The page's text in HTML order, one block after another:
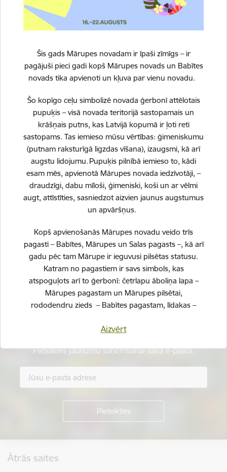
Šis gads Mārupes novadam ir īpaši zīmīgs – ir
pagājuši pieci gadi kopš Mārupes novads un Babītes
novads tika apvienoti un kļuva par vienu novadu.
Šo kopīgo ceļu simbolizē novada ģerbonī attēlotais
pupuķis – visā novada teritorijā sastopamais un
krāšņais putns, kas Latvijā kopumā ir ļoti reti
sastopams. Tas iemieso mūsu vērtības: ģimeniskumu
(putnam raksturīgā ligzdas vīšana), izaugsmi, kā arī
augstu lidojumu. Pupuķis pilnībā iemieso to, kādi
esam mēs, apvienotā Mārupes novada iedzīvotāji, –
draudzīgi, dabu mīloši, ģimeniski, koši un ar vēlmi
augt, attīstīties, sasniedzot aizvien jaunus augstumus
un apvāršņus.
Kopš apvienošanās Mārupes novadu veido trīs
pagasti – Babītes, Mārupes un Salas pagasts –, kā arī
gadu pēc tam Mārupe ir ieguvusi pilsētas statusu.
Katram no pagastiem ir savs simbols, kas
atspoguļots arī to ģerbonī: četrlapu āboliņa lapa –
Mārupes pagastam un Mārupes pilsētai,
rododendru zieds – Babītes pagastam, līdakas –
simbolus vienotā, stilizētā vizuālā rakstā – kā stāstu
veidojam vienotu, košu un pilnīgu novadu.
SVĒTKU PROGRAMMA
Aizvērt
Citi resursi par šo tēmu:
Dalīties
Vai šī informācija bija noderīga?
Sniegt atsauksmi
Esi pirmais, kurš uzzina!
Piesakies jaunumu saņemšanai savā e-pastā.
Ātrās saites